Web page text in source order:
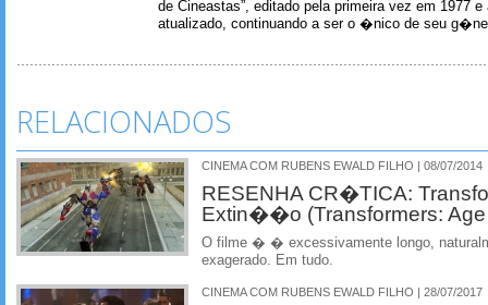
de Cineastas”, editado pela primeira vez em 1977 e
atualizado, continuando a ser o �nico de seu
RELACIONADOS
CINEMA COM RUBENS EWALD FILHO | 08/07/2014
RESENHA CR�TICA:
Extin��o (Transformers: Age
O filme � � excessivamente longo,
exagerado. Em tudo.
CINEMA COM RUBENS EWALD FILHO | 28/07/2017